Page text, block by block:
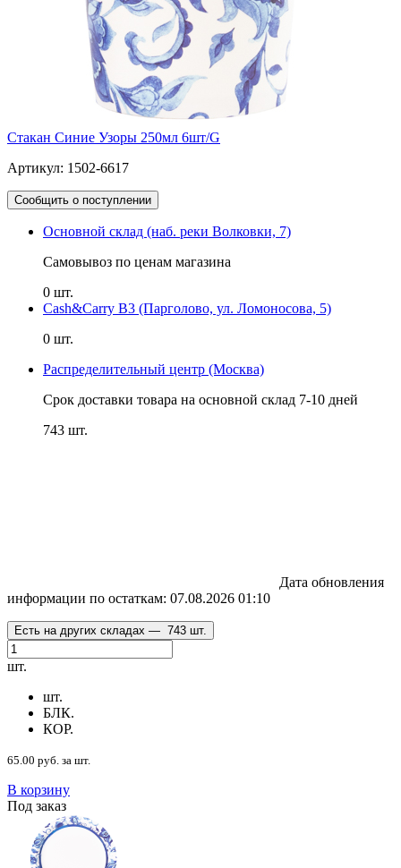
Стакан Синие Узоры 250мл 6шт/G
Артикул: 1502-6617
Сообщить о поступлении
Основной склад (наб. реки Волковки, 7)
Самовывоз по ценам магазина
0 шт.
Cash&Carry B3 (Парголово, ул. Ломоносова, 5)
0 шт.
Распределительный центр (Москва)
Срок доставки товара на основной склад 7-10 дней
743 шт.
Дата обновления
информации по остаткам: 07.08.2026 01:10
Есть на других складах — 743 шт.
шт.
шт.
БЛК.
КОР.
65.00 руб. за шт.
В корзину
Под заказ